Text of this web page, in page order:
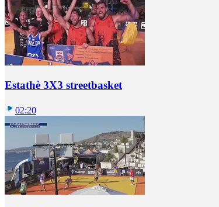
Estathè 3X3 streetbasket
02:20